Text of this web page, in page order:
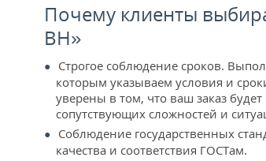
Почему клиенты
ВН»
Строгое соблюдение сроков.
которым указываем условия и
уверены в том, что ваш заказ
сопутствующих сложностей и
Соблюдение государственных
качества и соответствия ГОСТам.